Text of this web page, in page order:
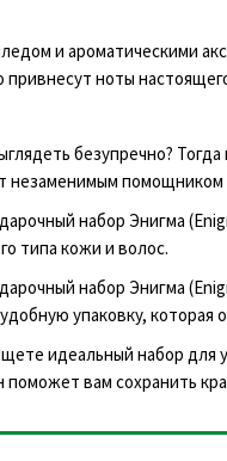
и ароматическими
привнесут ноты
безупречно?
незаменимым помощником
набор Энигма
типа кожи и волос.
набор Энигма
упаковку, которая
идеальный набор для
поможет вам сохранить